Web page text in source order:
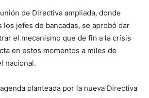
de Directiva ampliada, donde
jefes de bancadas, se aprobó dar
el mecanismo que de fin a la crisis
en estos momentos a miles de
nacional.
planteada por la nueva Directiva